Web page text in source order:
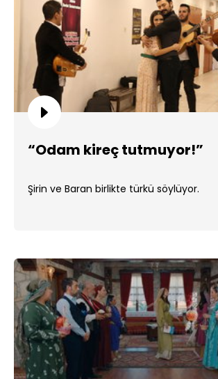
“Odam kireç tutmuyor!”
Şirin ve Baran birlikte türkü söylüyor.